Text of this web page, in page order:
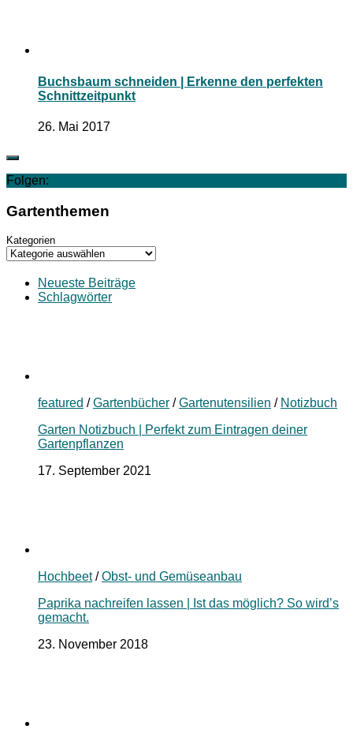
Buchsbaum schneiden | Erkenne den perfekten
Schnittzeitpunkt
26. Mai 2017
Folgen:
Gartenthemen
Kategorien
Neueste Beiträge
Schlagwörter
featured /Gartenbücher /Gartenutensilien / Notizbuch
Garten Notizbuch | Perfekt zum Eintragen deiner
Gartenpflanzen
17. September 2021
Hochbeet/Obst- und Gemüseanbau
Paprika nachreifen lassen | Ist das möglich? So wird’s
gemacht.
23. November 2018